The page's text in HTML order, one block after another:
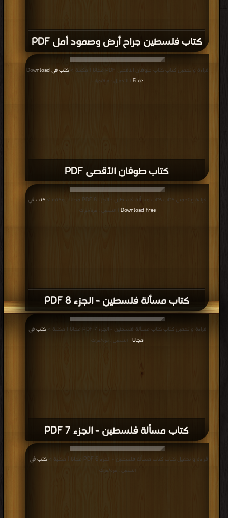
كتاب فلسطين جراح أرض وصمود أمل PDF
كتاب طوفان الأقصى PDF
قراءة و تحميل كتاب كتاب طوفان الأقصى PDF مجانا | مكتبة >
كتب في Download
Free
| التحميل : مرة/مرات
كتاب مسألة فلسطين - الجزء 8 PDF
قراءة و تحميل كتاب كتاب مسألة فلسطين - الجزء 8 PDF مجانا | مكتبة >
كتب في
Download Free
| التحميل : مرة/مرات
كتاب مسألة فلسطين - الجزء 7 PDF
قراءة و تحميل كتاب كتاب مسألة فلسطين - الجزء 7 PDF مجانا | مكتبة >
كتب في
مجانا | التحميل : مرة/مرات
قراءة و تحميل كتاب كتاب مسألة فلسطين - الجزء 6 PDF مجانا | مكتبة > كتب في
التحميل : مرة/مرات